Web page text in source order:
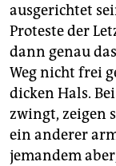
ausgerichtet
Proteste der
dann genau
Weg nicht frei
dicken Hals.
zwingt, zeigen
ein anderer
jemandem